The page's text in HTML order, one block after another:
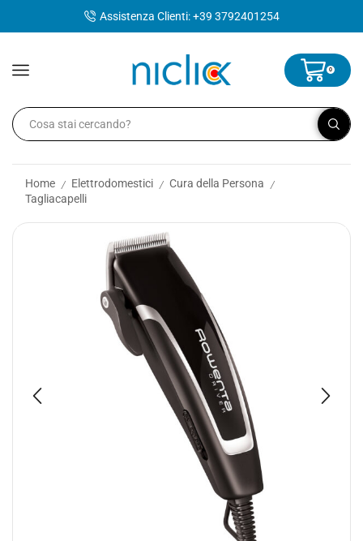
Assistenza Clienti: +39 3792401254
0
Home / Elettrodomestici / Cura della Persona /
Tagliacapelli